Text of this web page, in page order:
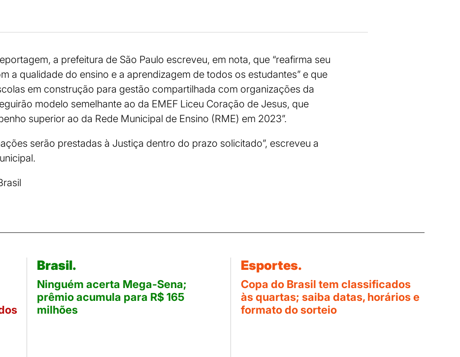
a prefeitura de São Paulo escreveu, em nota, que “reafirma seu
a qualidade do ensino e a aprendizagem de todos os estudantes” e que
em construção para gestão compartilhada com organizações da
modelo semelhante ao da EMEF Liceu Coração de Jesus, que
superior ao da Rede Municipal de Ensino (RME) em 2023”.
serão prestadas à Justiça dentro do prazo solicitado”, escreveu a
Brasil.
Ninguém acerta Mega-Sena;
prêmio acumula para R$ 165
milhões
Esportes.
Copa do Brasil tem classificados
às quartas; saiba datas, horários e
formato do sorteio